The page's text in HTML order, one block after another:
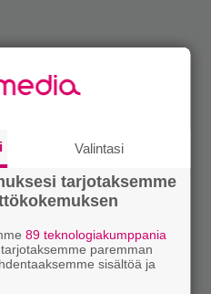
Valintasi
tarjotaksemme
89 teknologiakumppania
paremman
sisältöä ja